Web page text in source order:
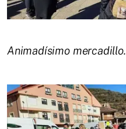
Animadísimo mercadillo.